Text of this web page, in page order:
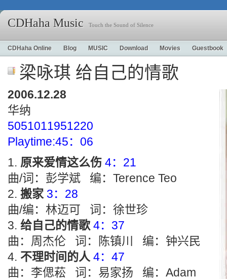
CDHaha Music Touch the Sound of Silence
CDHaha Online Blog MUSIC Download Movies Guestbook
梁咏琪 给自己的情歌
2006.12.28
华纳
5051011951220
Playtime:45：06
原来爱情这么伤 4：21
曲/词：彭学斌 编：Terence Teo
搬家 3：28
曲/编：林迈可 词：徐世珍
给自己的情歌 4：37
曲：周杰伦 词：陈镇川 编：钟兴民
不理时间的人 4：47
曲：李偲菘 词：易家扬 编：Adam